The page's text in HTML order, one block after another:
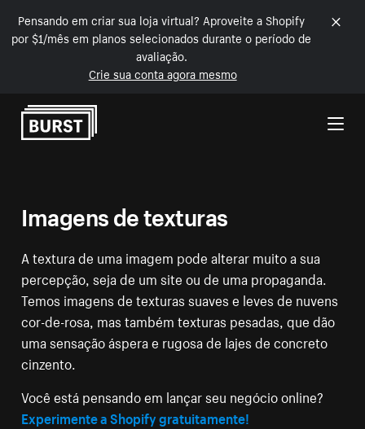
Pensando em criar sua loja virtual? Aproveite a Shopify
por $1/mês em planos selecionados durante o período de
avaliação.
Crie sua conta agora mesmo
Pular para o conteúdo
Imagens de texturas
A textura de uma imagem pode alterar muito a sua
percepção, seja de um site ou de uma propaganda.
Temos imagens de texturas suaves e leves de nuvens
cor-de-rosa, mas também texturas pesadas, que dão
uma sensação áspera e rugosa de lajes de concreto
cinzento.
Você está pensando em lançar seu negócio online?
Experimente a Shopify gratuitamente!